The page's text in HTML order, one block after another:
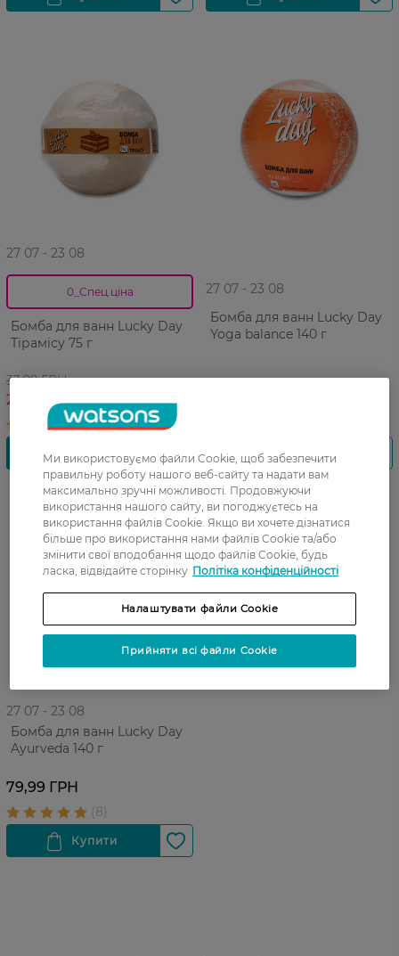
27 07 - 23 08
0_Спец.ціна
Бомба для ванн Lucky Day
Тірамісу 75 г
33,99 ГРН
28,99 ГРН
27 07 - 23 08
Бомба для ванн Lucky Day
Yoga balance 140 г
27 07 - 23 08
Бомба для ванн Lucky Day
Ayurveda 140 г
79,99 ГРН
Ми використовуємо файли Cookie, щоб забезпечити
правильну роботу нашого веб-сайту та надати вам
максимально зручні можливості. Продовжуючи
використання нашого сайту, ви погоджуєтесь на
використання файлів Cookie. Якщо ви хочете дізнатися
більше про використання нами файлів Cookie та/або
змінити свої вподобання щодо файлів Cookie, будь
ласка, відвідайте сторінку Політіка конфіденційності
Налаштувати файли Cookie
Прийняти всі файли Cookie